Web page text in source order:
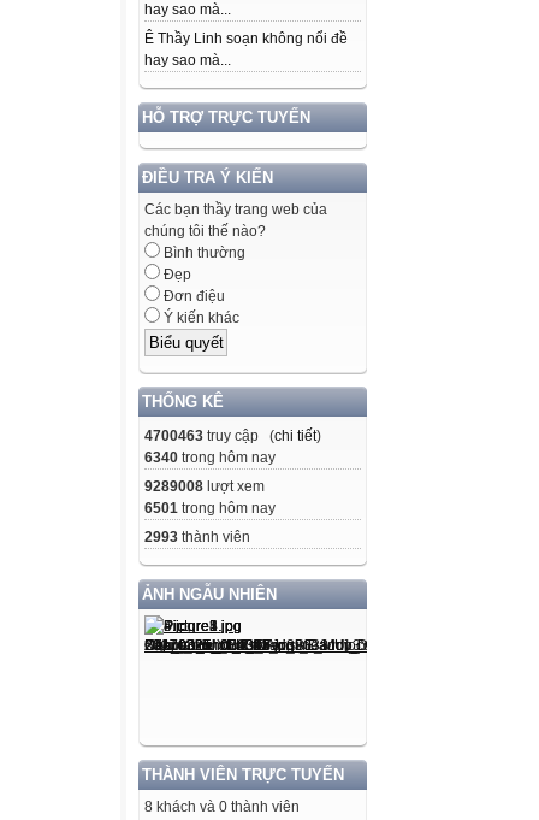
hay sao mà...
Ê Thầy Linh soạn không nổi đề
hay sao mà...
HỖ TRỢ TRỰC TUYẾN
ĐIỀU TRA Ý KIẾN
Các bạn thầy trang web của
chúng tôi thế nào?
Bình thường
Đẹp
Đơn điệu
Ý kiến khác
THỐNG KÊ
4700463 truy cập (chi tiết)
6340 trong hôm nay
9289008 lượt xem
6501 trong hôm nay
2993 thành viên
ẢNH NGẪU NHIÊN
THÀNH VIÊN TRỰC TUYẾN
8 khách và 0 thành viên